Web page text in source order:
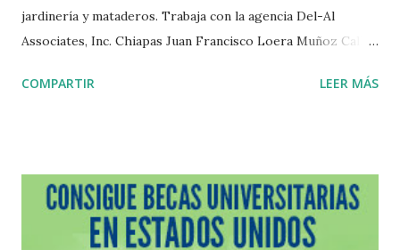
jardinería y mataderos. Trabaja con la agencia Del-Al
Associates, Inc. Chiapas Juan Francisco Loera Muñoz Calle
Confederación Nacional de Productores Mexicanos, S.A.
Serdan #115 Francisco I. Madero Durango 34770.Trabaja
con la agencia Del-Al Associates, Inc. José Guillermo
Mathus Fonseca Adelfa #17 Local 2 Fraccionamiento
COMPARTIR LEER MÁS